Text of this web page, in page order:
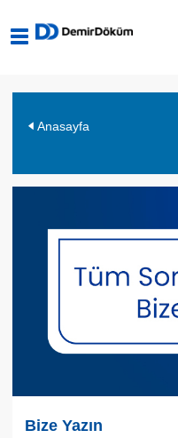
Tekirdağ
Anasayfa
Bize Yazın